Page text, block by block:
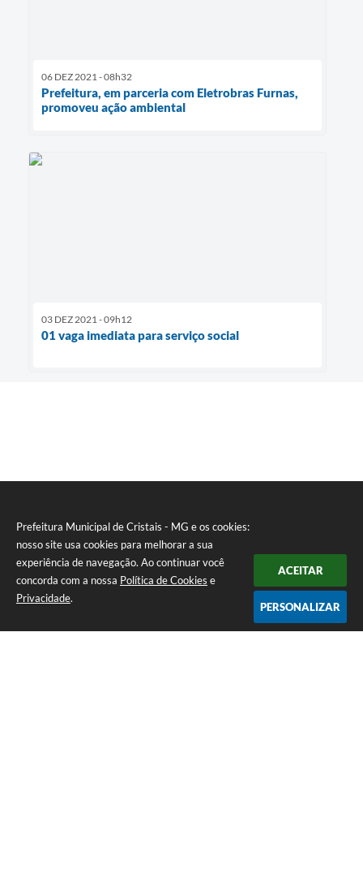
Prefeitura Municipal de Cristais - MG e os cookies:
nosso site usa cookies para melhorar a sua
experiência de navegação. Ao continuar você
concorda com a nossa Política de Cookies e
Privacidade.
ACEITAR
PERSONALIZAR
06 DEZ 2021 - 08h32
Prefeitura, em parceria com Eletrobras Furnas,
promoveu ação ambiental
03 DEZ 2021 - 09h12
01 vaga imediata para serviço social